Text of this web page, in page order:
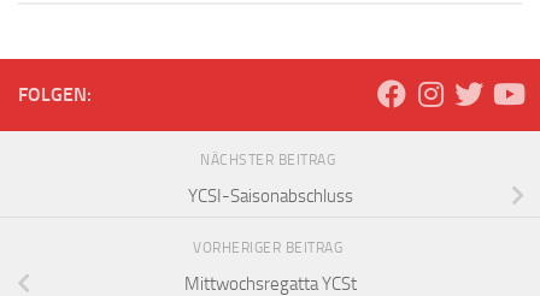
FOLGEN:
NÄCHSTER BEITRAG
YCSI-Saisonabschluss
VORHERIGER BEITRAG
Mittwochsregatta YCSt